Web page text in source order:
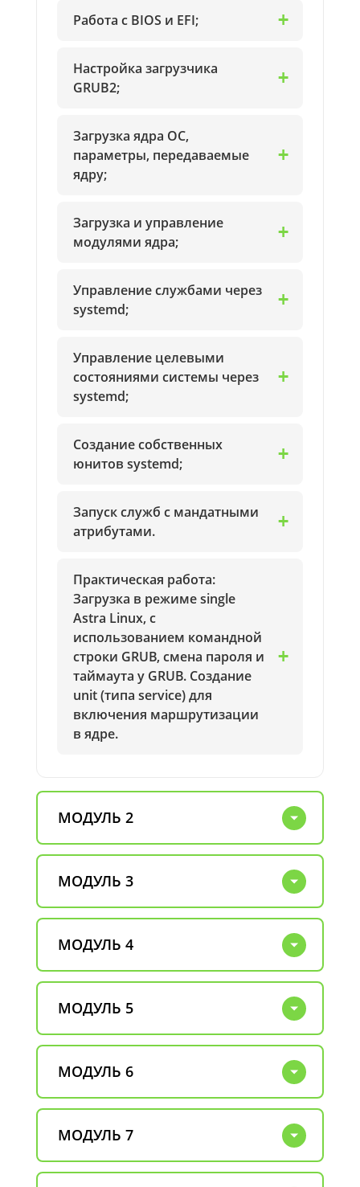
Работа с BIOS и EFI;
Настройка загрузчика
GRUB2;
Загрузка ядра ОС,
параметры, передаваемые
ядру;
Загрузка и управление
модулями ядра;
Управление службами через
systemd;
Управление целевыми
состояниями системы через
systemd;
Создание собственных
юнитов systemd;
Запуск служб с мандатными
атрибутами.
Практическая работа:
Загрузка в режиме single
Astra Linux, с
использованием командной
строки GRUB, смена пароля и
таймаута у GRUB. Создание
unit (типа service) для
включения маршрутизации
в ядре.
МОДУЛЬ 2
МОДУЛЬ 3
МОДУЛЬ 4
МОДУЛЬ 5
МОДУЛЬ 6
МОДУЛЬ 7